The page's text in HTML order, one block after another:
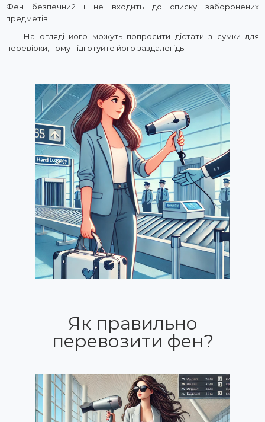
Фен безпечний і не входить до списку заборонених
предметів.
На огляді його можуть попросити дістати з сумки для
перевірки, тому підготуйте його заздалегідь.
Як правильно
перевозити фен?